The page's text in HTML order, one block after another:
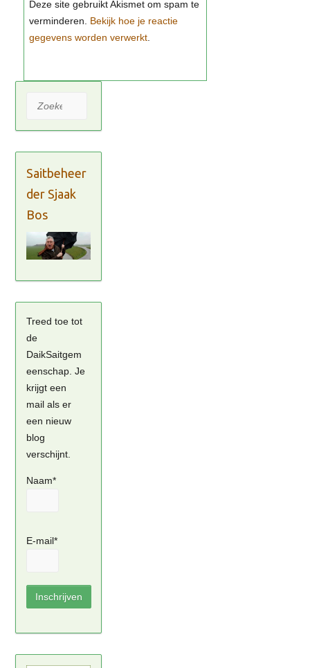
Bekijk hoe je reactie
gegevens worden verwerkt
Zoeken
Saitbeheer
der Sjaak
Bos
Treed toe tot
de
DaikSaitgem
eenschap. Je
krijgt een
mail als er
een nieuw
blog
verschijnt.
Naam*
E-mail*